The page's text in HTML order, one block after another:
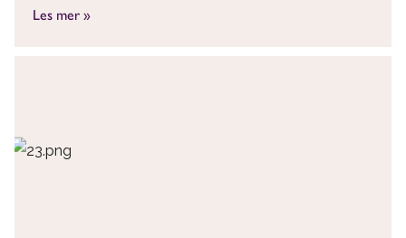
Les mer »